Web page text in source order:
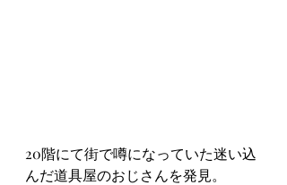
20階にて街で噂になっていた迷い込
んだ道具屋のおじさんを発見。